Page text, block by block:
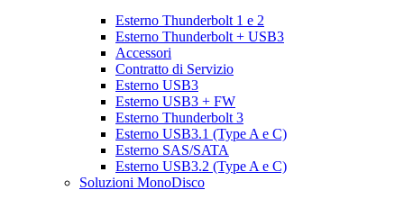
Esterno Thunderbolt 1 e 2
Esterno Thunderbolt + USB3
Accessori
Contratto di Servizio
Esterno USB3
Esterno USB3 + FW
Esterno Thunderbolt 3
Esterno USB3.1 (Type A e C)
Esterno SAS/SATA
Esterno USB3.2 (Type A e C)
Soluzioni MonoDisco